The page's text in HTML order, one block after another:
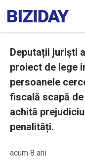
Deputații juriști
proiect de lege
persoanele
fiscală scapă
achită
penalități.
acum 8 ani